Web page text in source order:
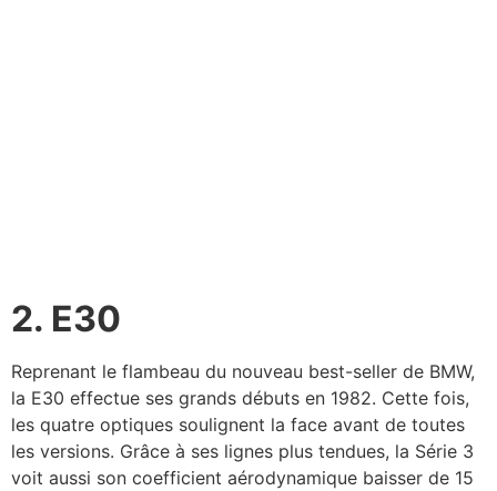
2. E30
Reprenant le flambeau du nouveau best-seller de BMW,
la E30 effectue ses grands débuts en 1982. Cette fois,
les quatre optiques soulignent la face avant de toutes
les versions. Grâce à ses lignes plus tendues, la Série 3
voit aussi son coefficient aérodynamique baisser de 15